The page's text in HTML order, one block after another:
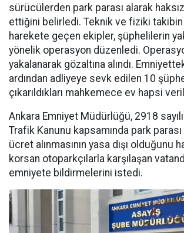
sürücülerden park parası alarak
ettiğini belirledi. Teknik ve fiziki takibin
harekete geçen ekipler, şüphelilerin
yönelik operasyon düzenledi.
yakalanarak gözaltına alındı.
ardından adliyeye sevk edilen 10
çıkarıldıkları mahkemece ev hapsi
Ankara Emniyet Müdürlüğü, 2918
Trafik Kanunu kapsamında park parası
ücret alınmasının yasa dışı olduğunu
korsan otoparkçılarla karşılaşan
emniyete bildirmelerini istedi.